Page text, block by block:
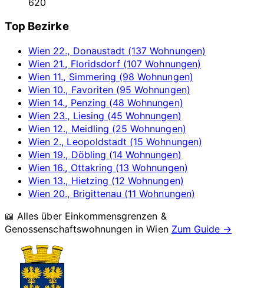
620
Top Bezirke
Wien 22., Donaustadt (137 Wohnungen)
Wien 21., Floridsdorf (107 Wohnungen)
Wien 11., Simmering (98 Wohnungen)
Wien 10., Favoriten (95 Wohnungen)
Wien 14., Penzing (48 Wohnungen)
Wien 23., Liesing (45 Wohnungen)
Wien 12., Meidling (25 Wohnungen)
Wien 2., Leopoldstadt (15 Wohnungen)
Wien 19., Döbling (14 Wohnungen)
Wien 16., Ottakring (13 Wohnungen)
Wien 13., Hietzing (12 Wohnungen)
Wien 20., Brigittenau (11 Wohnungen)
📖 Alles über Einkommensgrenzen &
Genossenschaftswohnungen inWien Zum Guide →